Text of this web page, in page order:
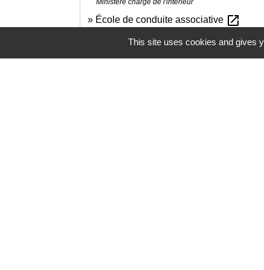
Ministère chargé de l'intérieur
École de conduite associative open_in_new
This site uses cookies and gives